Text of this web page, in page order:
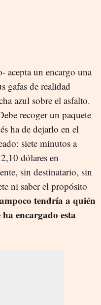
acepta un encargo una
gafas de realidad
azul sobre el asfalto.
recoger un paquete
ha de dejarlo en el
siete minutos a
dólares en
sin destinatario, sin
ni saber el propósito
tendría a quién
encargado esta